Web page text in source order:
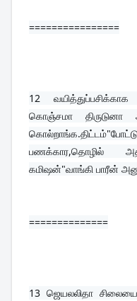
================
12
கொஞ்சமா
பணக்கார,தொழில்
கமிஷன்"வாங்கி பாரீன்
==============
13 ஜெயலலிதா